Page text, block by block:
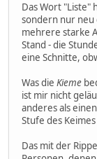
Das Wort "Liste"
sondern nur neu
mehrere starke
Stand - die
eine Schnitte,
Was die Kieme
ist mir nicht
anderes als
Stufe des
Das mit der